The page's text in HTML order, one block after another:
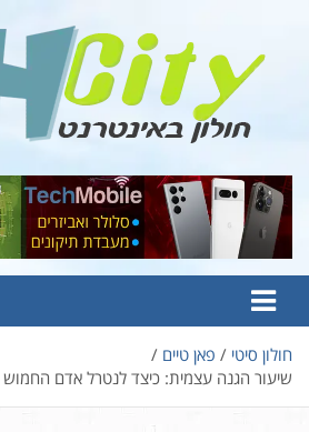
content
Hcity – חולון באינטרנט
פורטל החדשות והמידע של חולון
חולון סיטי
פאן טיים
שיעור הגנה עצמית: כיצד לנטרל אדם החמוש